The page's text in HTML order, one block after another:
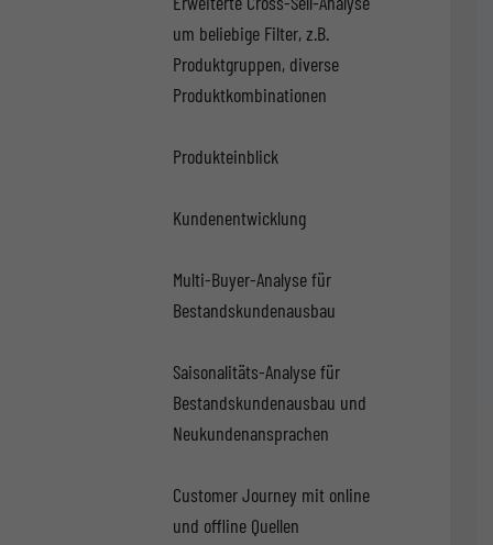
um beliebige Filter, z.B.
Produktgruppen, diverse
Produktkombinationen
Produkteinblick
Kundenentwicklung
Multi-Buyer-Analyse für
Bestandskundenausbau
Saisonalitäts-Analyse für
Bestandskundenausbau und
Neukundenansprachen
Customer Journey mit online
und offline Quellen